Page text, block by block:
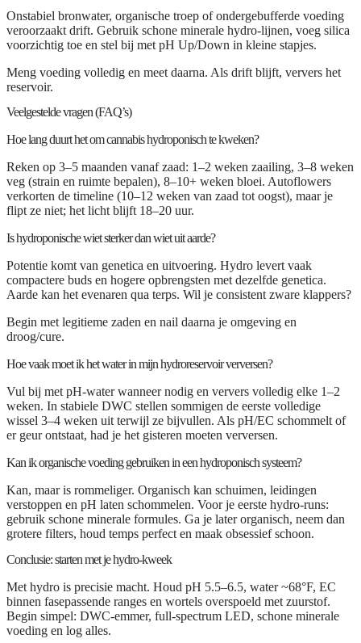
Onstabiel bronwater, organische troep of ondergebufferde voeding
veroorzaakt drift. Gebruik schone minerale hydro-lijnen, voeg silica
voorzichtig toe en stel bij met pH Up/Down in kleine stapjes.
Meng voeding volledig en meet daarna. Als drift blijft, ververs het
reservoir.
Veelgestelde vragen (FAQ’s)
Hoe lang duurt het om cannabis hydroponisch te kweken?
Reken op 3–5 maanden vanaf zaad: 1–2 weken zaailing, 3–8 weken
veg (strain en ruimte bepalen), 8–10+ weken bloei. Autoflowers
verkorten de timeline (10–12 weken van zaad tot oogst), maar je
flipt ze niet; het licht blijft 18–20 uur.
Is hydroponische wiet sterker dan wiet uit aarde?
Potentie komt van genetica en uitvoering. Hydro levert vaak
compactere buds en hogere opbrengsten met dezelfde genetica.
Aarde kan het evenaren qua terps. Wil je consistent zware klappers?
Begin met legitieme zaden en nail daarna je omgeving en
droog/cure.
Hoe vaak moet ik het water in mijn hydroreservoir verversen?
Vul bij met pH-water wanneer nodig en ververs volledig elke 1–2
weken. In stabiele DWC stellen sommigen de eerste volledige
wissel 3–4 weken uit terwijl ze bijvullen. Als pH/EC schommelt of
er geur ontstaat, had je het gisteren moeten verversen.
Kan ik organische voeding gebruiken in een hydroponisch systeem?
Kan, maar is rommeliger. Organisch kan schuimen, leidingen
verstoppen en pH laten schommelen. Voor je eerste hydro-runs:
gebruik schone minerale formules. Ga je later organisch, neem dan
grotere filters, houd temps perfect en maak obsessief schoon.
Conclusie: starten met je hydro-kweek
Met hydro is precisie macht. Houd pH 5.5–6.5, water ~68°F, EC
binnen fasepassende ranges en wortels overspoeld met zuurstof.
Begin simpel: DWC-emmer, full-spectrum LED, schone minerale
voeding en log alles.